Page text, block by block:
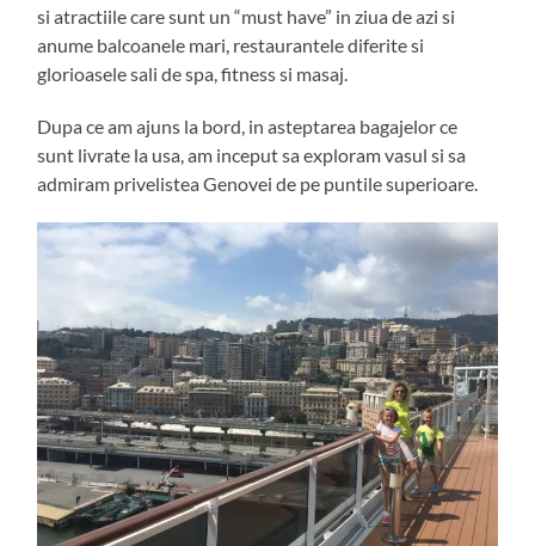
si atractiile care sunt un “must have” in ziua de azi si
anume balcoanele mari, restaurantele diferite si
glorioasele sali de spa, fitness si masaj.
Dupa ce am ajuns la bord, in asteptarea bagajelor ce
sunt livrate la usa, am inceput sa exploram vasul si sa
admiram privelistea Genovei de pe puntile superioare.